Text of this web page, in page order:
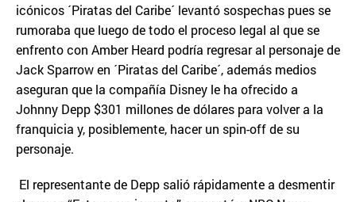
icónicos ´Piratas del Caribe´ levantó sospechas pues se
rumoraba que luego de todo el proceso legal al que se
enfrento con Amber Heard podría regresar al personaje de
Jack Sparrow en ´Piratas del Caribe´, además medios
aseguran que la compañía Disney le ha ofrecido a
Johnny Depp $301 millones de dólares para volver a la
franquicia y, posiblemente, hacer un spin-off de su
personaje.
El representante de Depp salió rápidamente a desmentir